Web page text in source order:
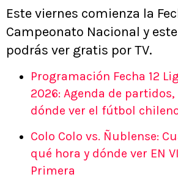
Este viernes comienza la
Campeonato Nacional y
podrás ver gratis por TV.
Programación Fecha 12
2026: Agenda de
dónde ver el fútbol
Colo Colo vs. Ñublense:
qué hora y dónde ver EN
Primera